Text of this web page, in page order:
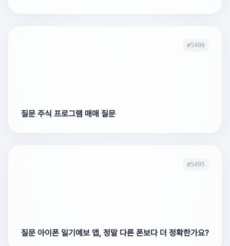
#5496
질문 주식 프로그램 매매 질문
#5495
질문 아이폰 일기예보 앱, 정말 다른 폰보다 더 정확한가요?